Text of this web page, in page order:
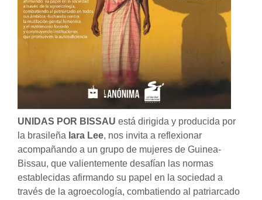
UNIDAS POR BISSAU está dirigida y producida por
la brasileña Iara Lee, nos invita a reflexionar
acompañando a un grupo de mujeres de Guinea-
Bissau, que valientemente desafían las normas
establecidas afirmando su papel en la sociedad a
través de la agroecología, combatiendo al patriarcado